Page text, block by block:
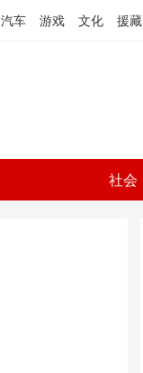
汽车 游戏 文化 援藏
社会